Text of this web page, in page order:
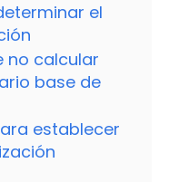
el
no calcular
base de
establecer